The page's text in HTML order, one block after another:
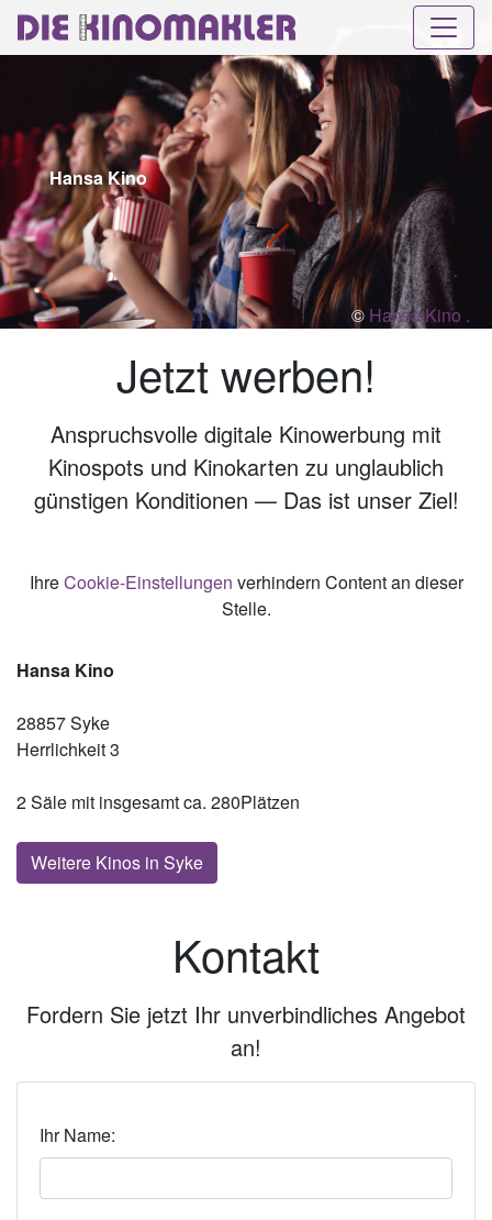
Hansa Kino
© Hansa Kino .
Jetzt werben!
Anspruchsvolle digitale Kinowerbung mit
Kinospots und Kinokarten zu unglaublich
günstigen Konditionen — Das ist unser Ziel!
IhreCookie-Einstellungen verhindern Content an dieser
Stelle.
Hansa Kino
28857 Syke
Herrlichkeit 3
2 Säle mit insgesamt ca. 280Plätzen
Weitere Kinos in Syke
Kontakt
Fordern Sie jetzt Ihr unverbindliches Angebot
an!
Ihr Name: